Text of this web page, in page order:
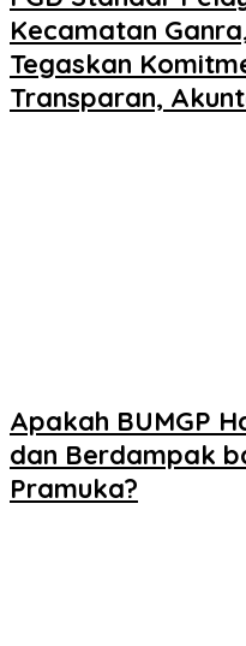
Kecamatan
Tegaskan
Transparan,
Apakah BUMGP
dan Berdampak
Pramuka?